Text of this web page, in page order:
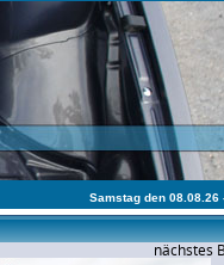
Samstag den 08.08.26
nächstes